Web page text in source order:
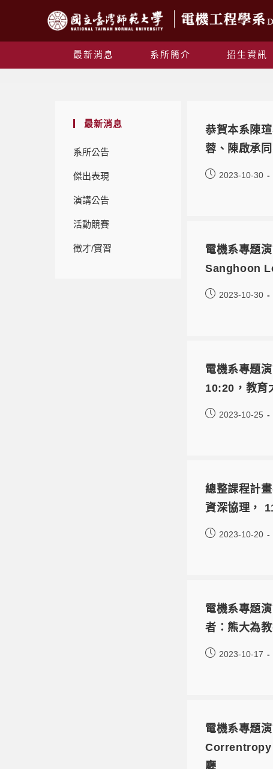
最新消息 系所簡介 招生資訊
最新消息
系所公告
傑出表現
演講公告
活動競賽
徵才/實習
恭賀本系陳
蓉、陳啟承
2023-10-30
電機系專題
Sanghoon
2023-10-30
電機系專題
10:20，教育
2023-10-25
總整課程計
資深協理，
2023-10-20
電機系專題
者：熊大為
2023-10-17
電機系專題
Correntropy
廳